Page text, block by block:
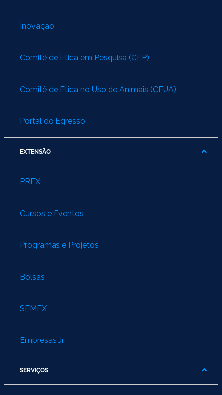
Inovação
Comitê de Ética em Pesquisa (CEP)
Comitê de Ética no Uso de Animais (CEUA)
Portal do Egresso
EXTENSÃO
PREX
Cursos e Eventos
Programas e Projetos
Bolsas
SEMEX
Empresas Jr.
SERVIÇOS